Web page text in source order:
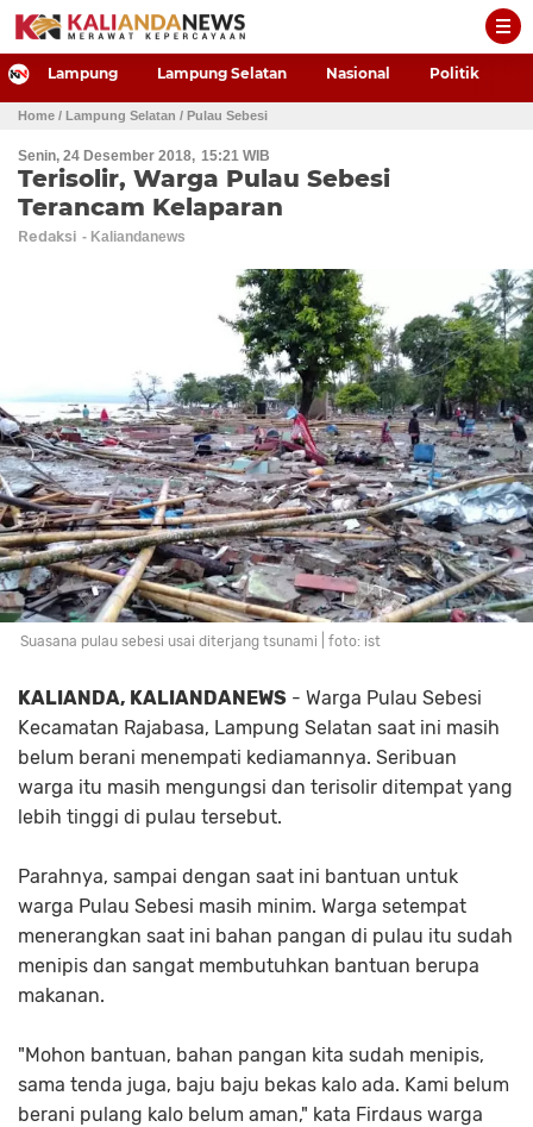
-->
Lampung Lampung Selatan Nasional Politik
Home / Lampung Selatan / Pulau Sebesi
Senin, 24 Desember 2018 15:21 WIB
Terisolir, Warga Pulau Sebesi
Terancam Kelaparan
Redaksi
Suasana pulau sebesi usai diterjang tsunami | foto: ist
KALIANDA, KALIANDANEWS - Warga Pulau Sebesi
Kecamatan Rajabasa, Lampung Selatan saat ini masih
belum berani menempati kediamannya. Seribuan
warga itu masih mengungsi dan terisolir ditempat yang
lebih tinggi di pulau tersebut.
Parahnya, sampai dengan saat ini bantuan untuk
warga Pulau Sebesi masih minim. Warga setempat
menerangkan saat ini bahan pangan di pulau itu sudah
menipis dan sangat membutuhkan bantuan berupa
makanan.
"Mohon bantuan, bahan pangan kita sudah menipis,
sama tenda juga, baju baju bekas kalo ada. Kami belum
berani pulang kalo belum aman," kata Firdaus warga